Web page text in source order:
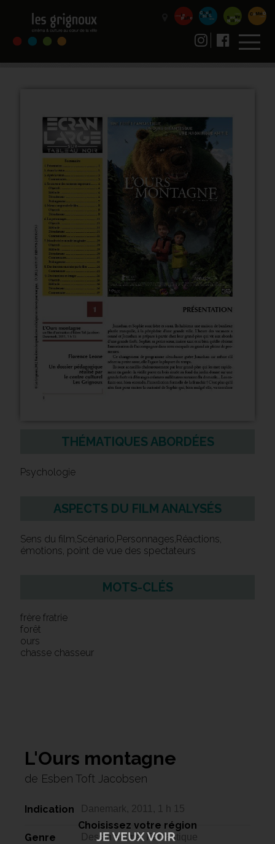
THÉMATIQUES ABORDÉES
Psychologie
ASPECTS DU FILM ANALYSÉS
Sens du film,Scénario,Personnages,Réactions,
émotions, point de vue des spectateurs
MOTS-CLÉS
frère fratrie
forêt
ours
chasse chasseur
L'Ours montagne
de Esben Toft Jacobsen
Indication Danemark, 2011, 1 h 15
Genre Dessin animé, Fantastique
Choisissez votre région